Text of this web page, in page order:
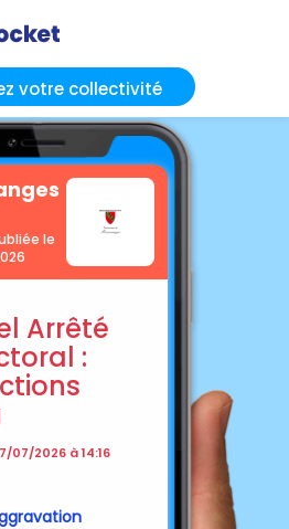
votre collectivité
le
Arrêté
:
07/2026 à 14:16